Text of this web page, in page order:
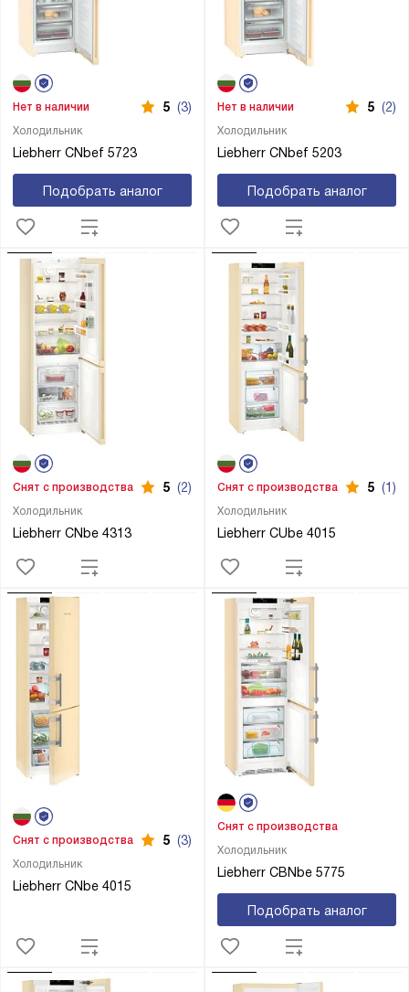
Холодильник
Liebherr CNbef 5723
Нет в наличии 5 (3)
Подобрать аналог
Холодильник
Liebherr CNbef 5203
Нет в наличии 5 (2)
Подобрать аналог
Холодильник
Liebherr CNbe 4313
Снят с производства 5 (2)
Холодильник
Liebherr CUbe 4015
Снят с производства 5 (1)
Холодильник
Liebherr CNbe 4015
Снят с производства 5 (3)
Холодильник
Liebherr CBNbe 5775
Снят с производства
Подобрать аналог